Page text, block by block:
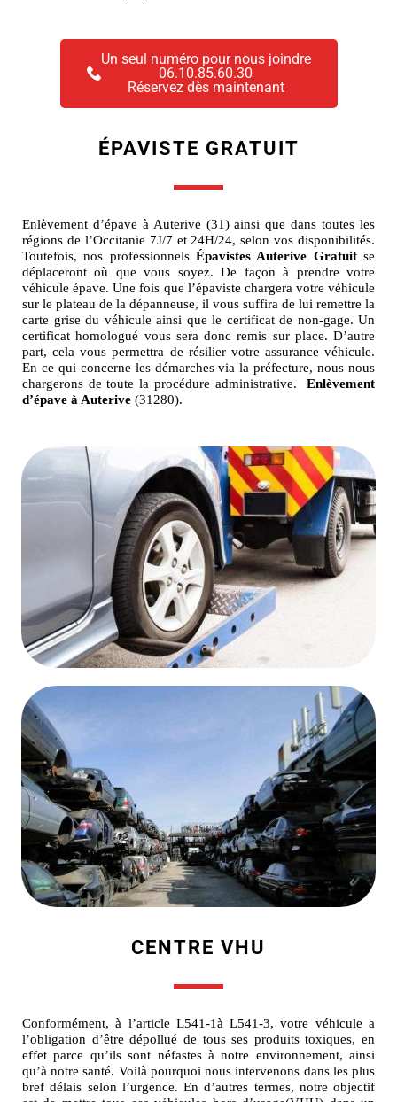
Un seul numéro pour nous joindre
06.10.85.60.30
Réservez dès maintenant
ÉPAVISTE GRATUIT
Enlèvement d’épave à Auterive (31) ainsi que dans toutes les
régions de l’Occitanie 7J/7 et 24H/24, selon vos disponibilités.
Toutefois, nos professionnels Épavistes Auterive Gratuitse
déplaceront où que vous soyez. De façon à prendre votre
véhicule épave. Une fois que l’épaviste chargera votre véhicule
sur le plateau de la dépanneuse, il vous suffira de lui remettre la
carte grise du véhicule ainsi que le certificat de non-gage. Un
certificat homologué vous sera donc remis sur place. D’autre
part, cela vous permettra de résilier votre assurance véhicule.
En ce qui concerne les démarches via la préfecture, nous nous
chargerons de toute la procédure administrative. Enlèvement
d’épave à Auterive (31280).
CENTRE VHU
Conformément, à l’article L541-1à L541-3, votre véhicule a
l’obligation d’être dépollué de tous ses produits toxiques, en
effet parce qu’ils sont néfastes à notre environnement, ainsi
qu’à notre santé. Voilà pourquoi nous intervenons dans les plus
bref délais selon l’urgence. En d’autres termes, notre objectif